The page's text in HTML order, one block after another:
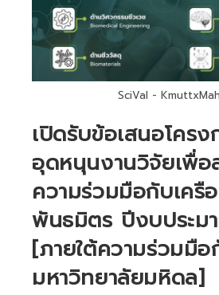
SciVal -
เปิดรับข้อเสนอโคร
อุดหนุนงานวิจัยเพื่อ
ความร่วมมือกับเครื
พันธมิตร ปีงบประม
[ภายใต้ความร่วมมื
มหาวิทยาลัยมหิดล]